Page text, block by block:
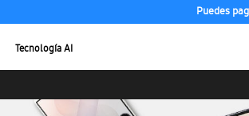
Puedes
Tecnología AI